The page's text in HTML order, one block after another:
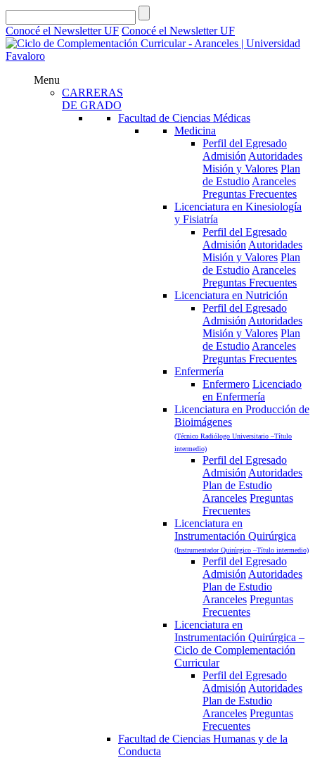
Conocé el Newsletter UF Conocé el Newsletter UF
Menu
CARRERAS
DE GRADO
Facultad de Ciencias Médicas
Medicina
Perfil del Egresado
Admisión Autoridades
Misión y Valores Plan
de Estudio Aranceles
Preguntas Frecuentes
Licenciatura en Kinesiología
y Fisiatría
Perfil del Egresado
Admisión Autoridades
Misión y Valores Plan
de Estudio Aranceles
Preguntas Frecuentes
Licenciatura en Nutrición
Perfil del Egresado
Admisión Autoridades
Misión y Valores Plan
de Estudio Aranceles
Preguntas Frecuentes
Enfermería
Enfermero Licenciado
en Enfermería
Licenciatura en Producción de
Bioimágenes
(Técnico Radiólogo Universitario –Título
intermedio)
Perfil del Egresado
Admisión Autoridades
Plan de Estudio
Aranceles Preguntas
Frecuentes
Licenciatura en
Instrumentación Quirúrgica
(Instrumentador Quirúrgico –Título intermedio)
Perfil del Egresado
Admisión Autoridades
Plan de Estudio
Aranceles Preguntas
Frecuentes
Licenciatura en
Instrumentación Quirúrgica –
Ciclo de Complementación
Curricular
Perfil del Egresado
Admisión Autoridades
Plan de Estudio
Aranceles Preguntas
Frecuentes
Facultad de Ciencias Humanas y de la
Conducta